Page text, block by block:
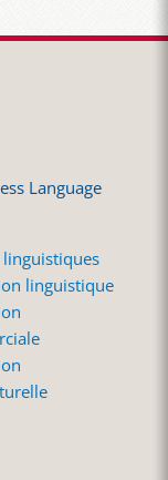
Language
linguistiques
linguistique